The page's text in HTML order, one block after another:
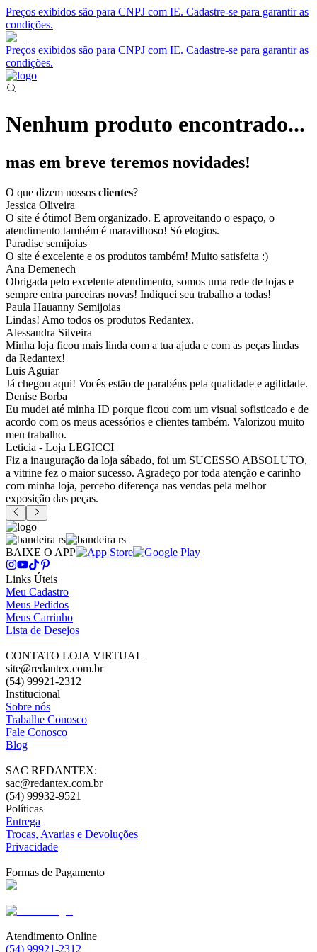
Preços exibidos são para CNPJ com IE. Cadastre-se para garantir as
condições.
Preços exibidos são para CNPJ com IE. Cadastre-se para garantir as
condições.
Nenhum produto encontrado...
mas em breve teremos novidades!
O que dizem nossos clientes?
Jessica Oliveira
O site é ótimo! Bem organizado. E aproveitando o espaço, o
atendimento também é maravilhoso! Só elogios.
Paradise semijoias
O site é excelente e os produtos também! Muito satisfeita :)
Ana Demenech
Obrigada pelo excelente atendimento, somos uma rede de lojas e
sempre entra parceiras novas! Indiquei seu trabalho a todas!
Paula Hauanny Semijoias
Lindas! Amo todos os produtos Redantex.
Alessandra Silveira
Minha loja ficou mais linda com a tua ajuda e com as peças lindas
da Redantex!
Luis Aguiar
Já chegou aqui! Vocês estão de parabéns pela qualidade e agilidade.
Denise Borba
Eu mudei até minha ID porque ficou com um visual sofisticado e de
acordo com os meus acessórios e clientes também. Valorizou muito
meu trabalho.
Leticia - Loja LEGICCI
Fiz a inauguração da loja sábado, foi um SUCESSO ABSOLUTO,
a vitrine fez o maior sucesso. Agradeço por toda atenção e carinho
com minha loja, percebo diferença nas vendas pela melhor
exposição das peças.
BAIXE O APP
Links Úteis
Meu Cadastro
Meus Pedidos
Meus Carrinho
Lista de Desejos
CONTATO LOJA VIRTUAL
site@redantex.com.br
(54) 99921-2312
Institucional
Sobre nós
Trabalhe Conosco
Fale Conosco
Blog
SAC REDANTEX:
sac@redantex.com.br
(54) 99932-9521
Políticas
Entrega
Trocas, Avarias e Devoluções
Privacidade
Formas de Pagamento
Atendimento Online
(54) 99921-2312